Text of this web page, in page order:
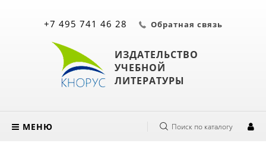
ИЗДАТЕЛЬСТВО
УЧЕБНОЙ
ЛИТЕРАТУРЫ
+7 495 741 46 28 Обратная связь
МЕНЮ Поиск по каталогу